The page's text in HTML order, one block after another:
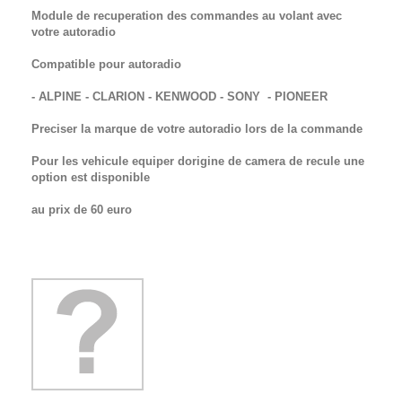
Module de recuperation des commandes au volant avec
votre autoradio
Compatible pour autoradio
- ALPINE - CLARION - KENWOOD - SONY - PIONEER
Preciser la marque de votre autoradio lors de la commande
Pour les vehicule equiper dorigine de camera de recule une
option est disponible
au prix de 60 euro